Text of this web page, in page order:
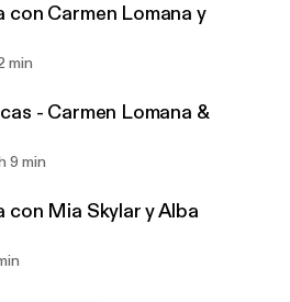
nueva cita en Podimo.
Jaleo Producciones
de la Flor
Fernandez
con Carmen Lomana y
min
- Carmen Lomana &
9 min
con Mia Skylar y Alba